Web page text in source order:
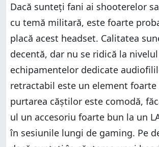
Dacă sunteți fani ai shooterelor
cu temă militară, este foarte
placă acest headset. Calitatea
decentă, dar nu se ridică la nivelul
echipamentelor dedicate
retractabil este un element
purtarea căștilor este comodă,
ul un accesoriu foarte bun la un
în sesiunile lungi de gaming. Pe